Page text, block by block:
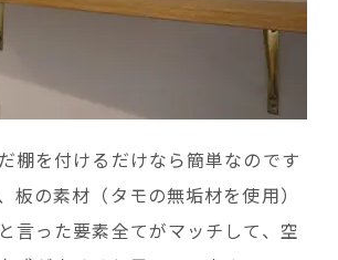
棚を付けるだけなら簡単なのです
板の素材（タモの無垢材を使用）
言った要素全てがマッチして、空